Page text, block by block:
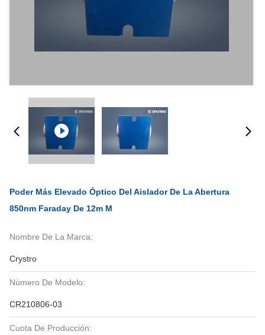
Poder Más Elevado Óptico Del Aislador De La Abertura
850nm Faraday De 12m M
Nombre De La Marca:
Crystro
Número De Modelo:
CR210806-03
Cuota De Producción: